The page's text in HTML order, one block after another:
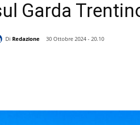
Garda
Di Redazione
30 Ottobre 2024 - 20.10